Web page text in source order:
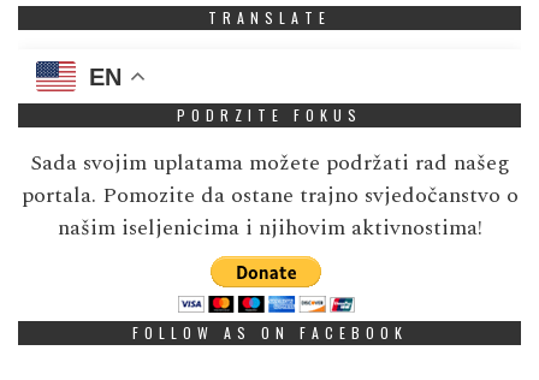
TRANSLATE
EN
PODRZITE FOKUS
Sada svojim uplatama možete podržati rad našeg
portala. Pomozite da ostane trajno svjedočanstvo o
našim iseljenicima i njihovim aktivnostima!
FOLLOW AS ON FACEBOOK